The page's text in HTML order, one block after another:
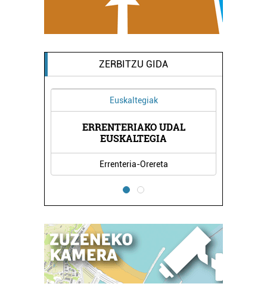
ZERBITZU GIDA
Euskaltegiak
ERRENTERIAKO UDAL
EUSKALTEGIA
Errenteria-Orereta